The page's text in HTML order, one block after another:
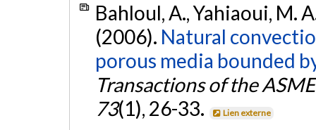
Bahloul, A., Yahiaoui, M.
(2006). Natural
porous media bounded
Transactions of the
73(1), 26-33. Lien externe